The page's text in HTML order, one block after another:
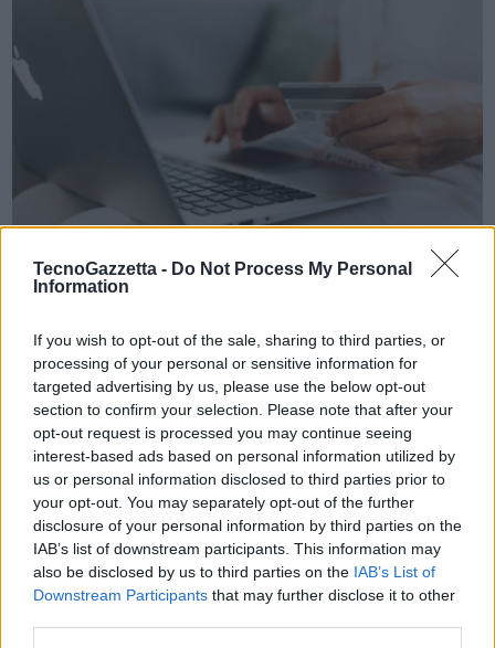
TecnoGazzetta - Do Not Process My Personal
Information
If you wish to opt-out of the sale, sharing to third parties, or
processing of your personal or sensitive information for
targeted advertising by us, please use the below opt-out
section to confirm your selection. Please note that after your
opt-out request is processed you may continue seeing
interest-based ads based on personal information utilized by
us or personal information disclosed to third parties prior to
your opt-out. You may separately opt-out of the further
disclosure of your personal information by third parties on the
IAB’s list of downstream participants. This information may
also be disclosed by us to third parties on the IAB’s List of
Downstream Participants that may further disclose it to other
VIEW POST
Pagamenti digitali, alleanza tra Olivetti e Nexi
Olivetti e Nexi hanno annunciato di aver avviato una collaborazione
per sviluppare soluzioni di pagamento integrate per il mercato retail.
Olivetti, specializzata nell’IoT e operante all’interno di TIM
Enterprise, arricchirà la propria offerta di sistemi di cassa con le
soluzioni …